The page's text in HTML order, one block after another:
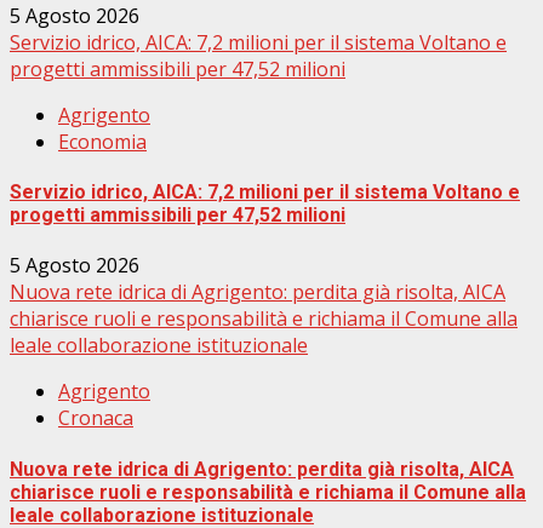
5 Agosto 2026
Servizio idrico, AICA: 7,2 milioni per il sistema Voltano e
progetti ammissibili per 47,52 milioni
Agrigento
Economia
Servizio idrico, AICA: 7,2 milioni per il sistema Voltano e
progetti ammissibili per 47,52 milioni
5 Agosto 2026
Nuova rete idrica di Agrigento: perdita già risolta, AICA
chiarisce ruoli e responsabilità e richiama il Comune alla
leale collaborazione istituzionale
Agrigento
Cronaca
Nuova rete idrica di Agrigento: perdita già risolta, AICA
chiarisce ruoli e responsabilità e richiama il Comune alla
leale collaborazione istituzionale